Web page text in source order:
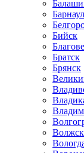
Барнаул
Бийск
Братск
Брянск